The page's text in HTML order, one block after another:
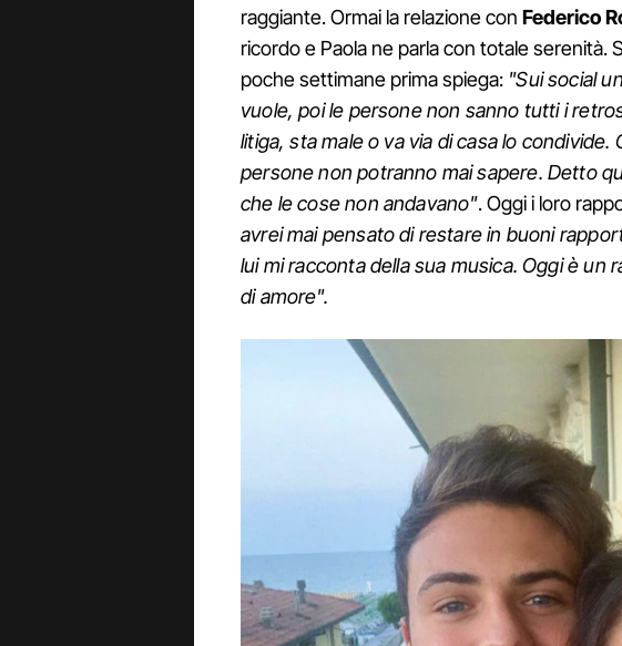
raggiante. Ormai la relazione con Federico
ricordo e Paola ne parla con totale serenità.
poche settimane prima spiega: "Sui social
vuole, poi le persone non sanno tutti i
litiga, sta male o va via di casa lo
persone non potranno mai sapere. Detto
che le cose non andavano". Oggi i loro
avrei mai pensato di restare in buoni
lui mi racconta della sua musica. Oggi è un
di amore".